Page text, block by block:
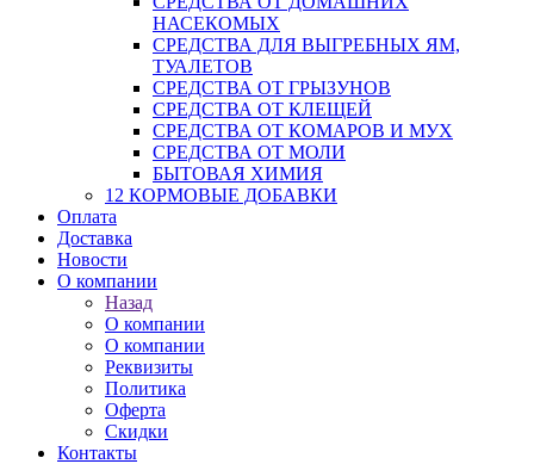
НАСЕКОМЫХ
СРЕДСТВА ДЛЯ ВЫГРЕБНЫХ ЯМ,
ТУАЛЕТОВ
СРЕДСТВА ОТ ГРЫЗУНОВ
СРЕДСТВА ОТ КЛЕЩЕЙ
СРЕДСТВА ОТ КОМАРОВ И МУХ
СРЕДСТВА ОТ МОЛИ
БЫТОВАЯ ХИМИЯ
12 КОРМОВЫЕ ДОБАВКИ
Оплата
Доставка
Новости
О компании
Назад
О компании
О компании
Реквизиты
Политика
Оферта
Скидки
Контакты